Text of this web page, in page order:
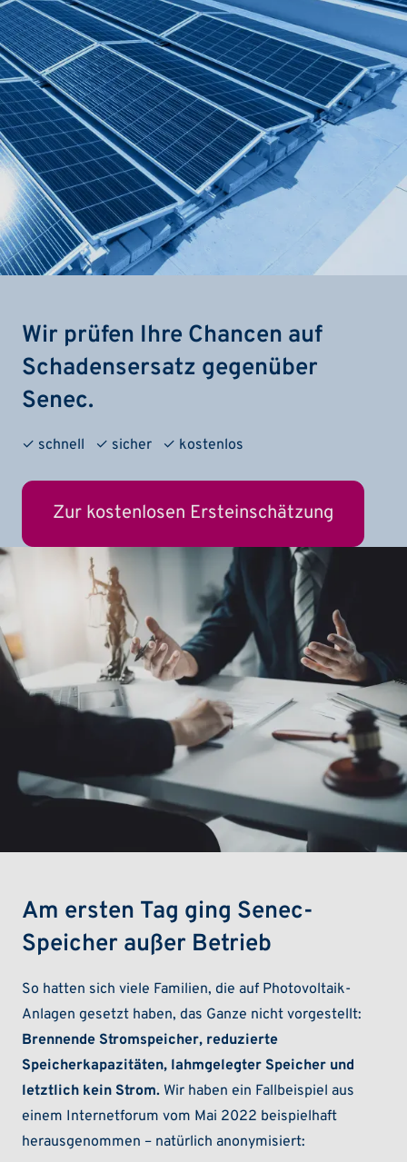
Wir prüfen Ihre Chancen auf
Schadensersatz gegenüber
Senec.
✓ schnell ✓ sicher ✓ kostenlos
Zur kostenlosen Ersteinschätzung
Am ersten Tag ging Senec-
Speicher außer Betrieb
So hatten sich viele Familien, die auf Photovoltaik-
Anlagen gesetzt haben, das Ganze nicht vorgestellt:
Brennende Stromspeicher, reduzierte
Speicherkapazitäten, lahmgelegter Speicher und
letztlich kein Strom. Wir haben ein Fallbeispiel aus
einem Internetforum vom Mai 2022 beispielhaft
herausgenommen – natürlich anonymisiert: